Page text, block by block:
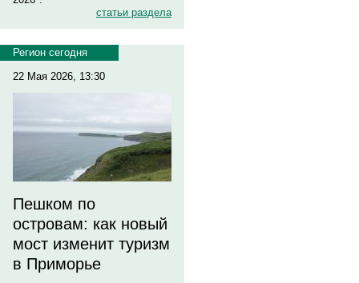
статьи раздела
Регион сегодня
22 Мая 2026, 13:30
Пешком по
островам: как новый
мост изменит туризм
в Приморье